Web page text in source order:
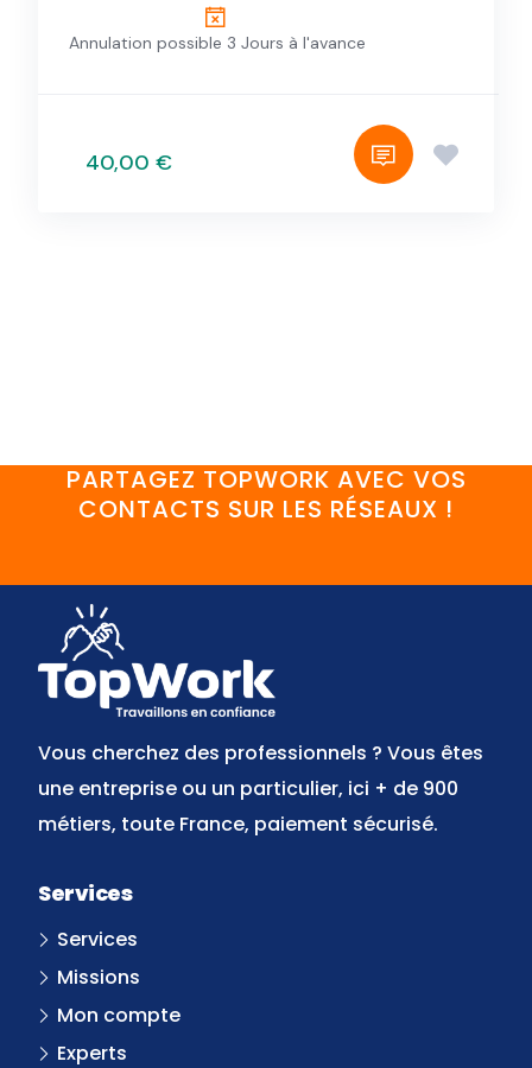
Annulation possible 3 Jours à l'avance
40,00 €
PARTAGEZ TOPWORK AVEC VOS
CONTACTS SUR LES RÉSEAUX !
Vous cherchez des professionnels ? Vous êtes
une entreprise ou un particulier, ici + de 900
métiers, toute France, paiement sécurisé.
Services
Services
Missions
Mon compte
Experts